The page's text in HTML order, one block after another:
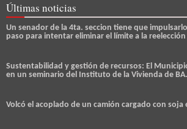
Últimas noticias
Un senador de la 4ta. seccion tiene que
paso para intentar eliminar el límite a la
Sustentabilidad y gestión de recursos: El
en un seminario del Instituto de la Vivienda de BA.
Volcó el acoplado de un camión cargado con soja